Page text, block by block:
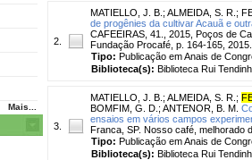
Mais...
2.
MATIELLO, J. B. ; ALMEIDA, S. R. ;
de progênies da cultivar Acauã e
CAFEEIRAS, 41., 2015, Poços de
Fundação Procafé, p. 164-165, 2015.
Tipo: Publicação em Anais de
Biblioteca(s): Biblioteca Rui
3.
MATIELLO, J. B. ; ALMEIDA, S. R. ;
BOMFIM, G. D. ; ANTENOR, B. M.
ensaios em vários campos
Franca, SP. Nosso café, melhorado
Tipo: Publicação em Anais de
Biblioteca(s): Biblioteca Rui